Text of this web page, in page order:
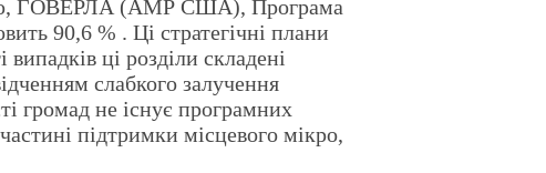
ГОВЕРЛА (АМР США), Програма
90,6 % . Ці стратегічні плани
ці розділи складені
слабкого залучення
громад не існує програмних
підтримки місцевого мікро,